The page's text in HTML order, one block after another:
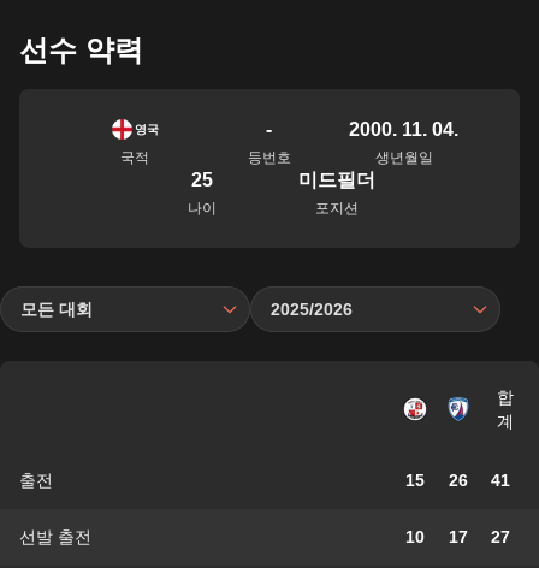
선수 약력
영국
국적
-
등번호
2000. 11. 04.
생년월일
25
나이
미드필더
포지션
모든 대회 2025/2026
합
계
출전 15 26 41
선발 출전 10 17 27